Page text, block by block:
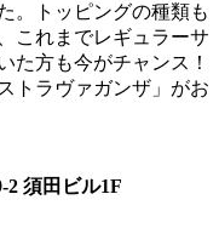
。トッピングの種類も
これまでレギュラーサ
方も今がチャンス！
トラヴァガンザ」がお
2 須田ビル1F